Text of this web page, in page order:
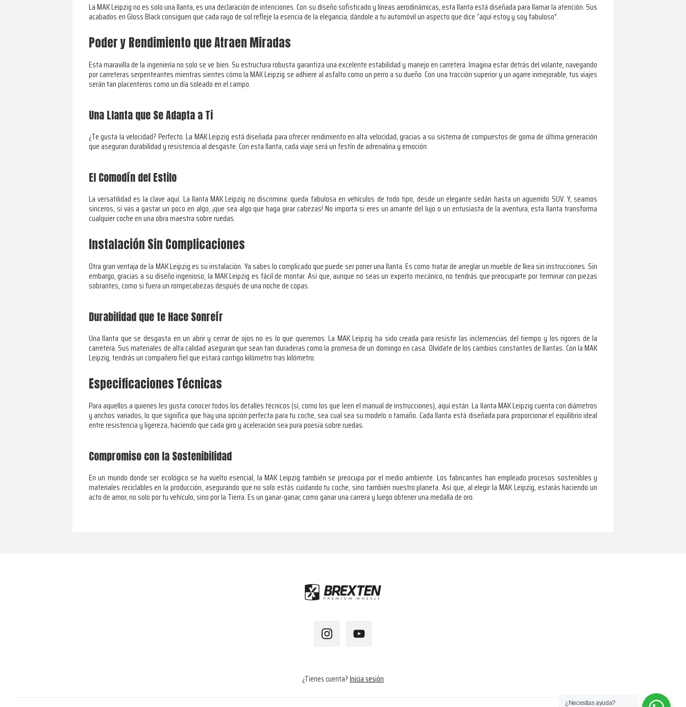
La MAK Leipzig no es solo una llanta, es una declaración de intenciones. Con su diseño sofisticado y líneas aerodinámicas, esta llanta está diseñada para llamar la atención. Sus
acabados en Gloss Black consiguen que cada rayo de sol refleje la esencia de la elegancia, dándole a tu automóvil un aspecto que dice “aquí estoy y soy fabuloso”.
Poder y Rendimiento que Atraen Miradas
Esta maravilla de la ingeniería no solo se ve bien. Su estructura robusta garantiza una excelente estabilidad y manejo en carretera. Imagina estar detrás del volante, navegando
por carreteras serpenteantes mientras sientes cómo la MAK Leipzig se adhiere al asfalto como un perro a su dueño. Con una tracción superior y un agarre inmejorable, tus viajes
serán tan placenteros como un día soleado en el campo.
Una Llanta que Se Adapta a Ti
¿Te gusta la velocidad? Perfecto. La MAK Leipzig está diseñada para ofrecer rendimiento en alta velocidad, gracias a su sistema de compuestos de goma de última generación
que aseguran durabilidad y resistencia al desgaste. Con esta llanta, cada viaje será un festín de adrenalina y emoción.
El Comodín del Estilo
La versatilidad es la clave aquí. La llanta MAK Leipzig no discrimina: queda fabulosa en vehículos de todo tipo, desde un elegante sedán hasta un aguerrido SUV. Y, seamos
sinceros, si vas a gastar un poco en algo, ¡que sea algo que haga girar cabezas! No importa si eres un amante del lujo o un entusiasta de la aventura, esta llanta transforma
cualquier coche en una obra maestra sobre ruedas.
Instalación Sin Complicaciones
Otra gran ventaja de la MAK Leipzig es su instalación. Ya sabes lo complicado que puede ser poner una llanta. Es como tratar de arreglar un mueble de Ikea sin instrucciones. Sin
embargo, gracias a su diseño ingenioso, la MAK Leipzig es fácil de montar. Así que, aunque no seas un experto mecánico, no tendrás que preocuparte por terminar con piezas
sobrantes, como si fuera un rompecabezas después de una noche de copas.
Durabilidad que te Hace Sonreír
Una llanta que se desgasta en un abrir y cerrar de ojos no es lo que queremos. La MAK Leipzig ha sido creada para resistir las inclemencias del tiempo y los rigores de la
carretera. Sus materiales de alta calidad aseguran que sean tan duraderas como la promesa de un domingo en casa. Olvídate de los cambios constantes de llantas. Con la MAK
Leipzig, tendrás un compañero fiel que estará contigo kilómetro tras kilómetro.
Especificaciones Técnicas
Para aquellos a quienes les gusta conocer todos los detalles técnicos (sí, como los que leen el manual de instrucciones), aquí están. La llanta MAK Leipzig cuenta con diámetros
y anchos variados, lo que significa que hay una opción perfecta para tu coche, sea cual sea su modelo o tamaño. Cada llanta está diseñada para proporcionar el equilibrio ideal
entre resistencia y ligereza, haciendo que cada giro y aceleración sea pura poesía sobre ruedas.
Compromiso con la Sostenibilidad
En un mundo donde ser ecológico se ha vuelto esencial, la MAK Leipzig también se preocupa por el medio ambiente. Los fabricantes han empleado procesos sostenibles y
materiales reciclables en la producción, asegurando que no solo estás cuidando tu coche, sino también nuestro planeta. Así que, al elegir la MAK Leipzig, estarás haciendo un
acto de amor, no solo por tu vehículo, sino por la Tierra. Es un ganar-ganar, como ganar una carrera y luego obtener una medalla de oro.
¿Tienes cuenta?Inicia sesión
¿Necesitas ayuda?